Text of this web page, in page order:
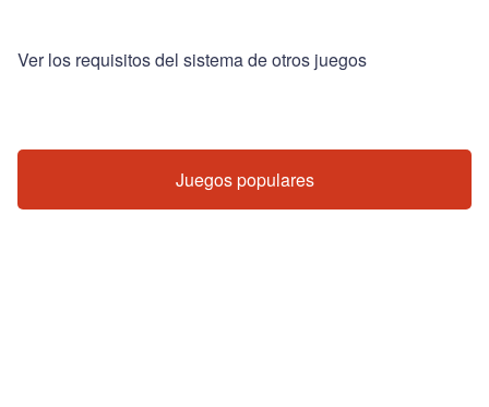
Ver los requisitos del sistema de otros juegos
Juegos populares